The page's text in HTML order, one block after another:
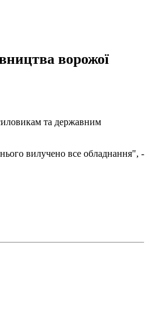
ворожої
та державним
вилучено все обладнання", -